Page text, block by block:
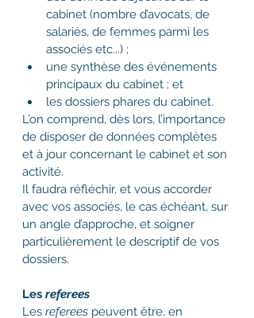
cabinet (nombre d’avocats, de
salariés, de femmes parmi les
associés etc...) ;
une synthèse des événements
principaux du cabinet ; et
les dossiers phares du cabinet.
L’on comprend, dès lors, l’importance
de disposer de données complètes
et à jour concernant le cabinet et son
activité.
Il faudra réfléchir, et vous accorder
avec vos associés, le cas échéant, sur
un angle d’approche, et soigner
particulièrement le descriptif de vos
dossiers.
Les referees
Les referees peuvent être, en